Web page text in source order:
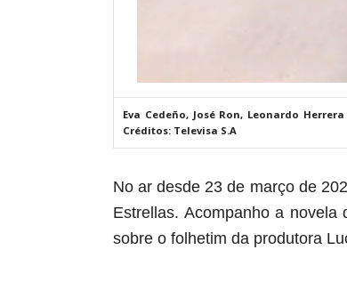
Eva Cedeño, José Ron, Leonardo
Créditos: Televisa S.A
No ar desde 23 de março de
Estrellas. Acompanho a
sobre o folhetim da produtora